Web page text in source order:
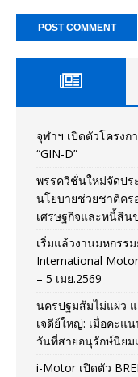
จุฬาฯ เปิดตัวโครง
“GIN-D”
พรรควิชั่นใหม่จัดป
นโยบายช่วยชาติค
เศรษฐกิจและหนี้สิน
เริ่มแล้วงานมหกรร
International
– 5 เมย.2569
นครปฐมส้มไม่แผ่ว
เจดีย์ใหญ่: เมื่อคะแ
วันที่สายอนุรักษ์นิยม
i-Motor เปิดตัว